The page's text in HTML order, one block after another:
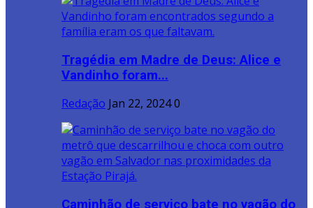
Tragédia em Madre de Deus: Alice e
Vandinho foram...
Redação Jan 22, 20240
Caminhão de serviço bate no vagão do